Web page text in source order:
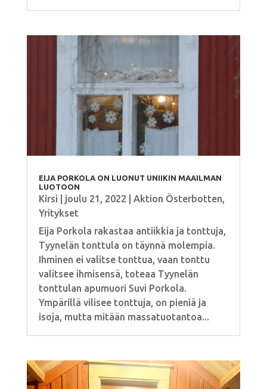
EIJA PORKOLA ON LUONUT UNIIKIN MAAILMAN
LUOTOON
Kirsi joulu 21, 2022 Aktion Österbotten
Yritykset
Eija Porkola rakastaa antiikkia ja tonttuja,
Tyynelän tonttula on täynnä molempia.
Ihminen ei valitse tonttua, vaan tonttu
valitsee ihmisensä, toteaa Tyynelän
tonttulan apumuori Suvi Porkola.
Ympärillä vilisee tonttuja, on pieniä ja
isoja, mutta mitään massatuotantoa...